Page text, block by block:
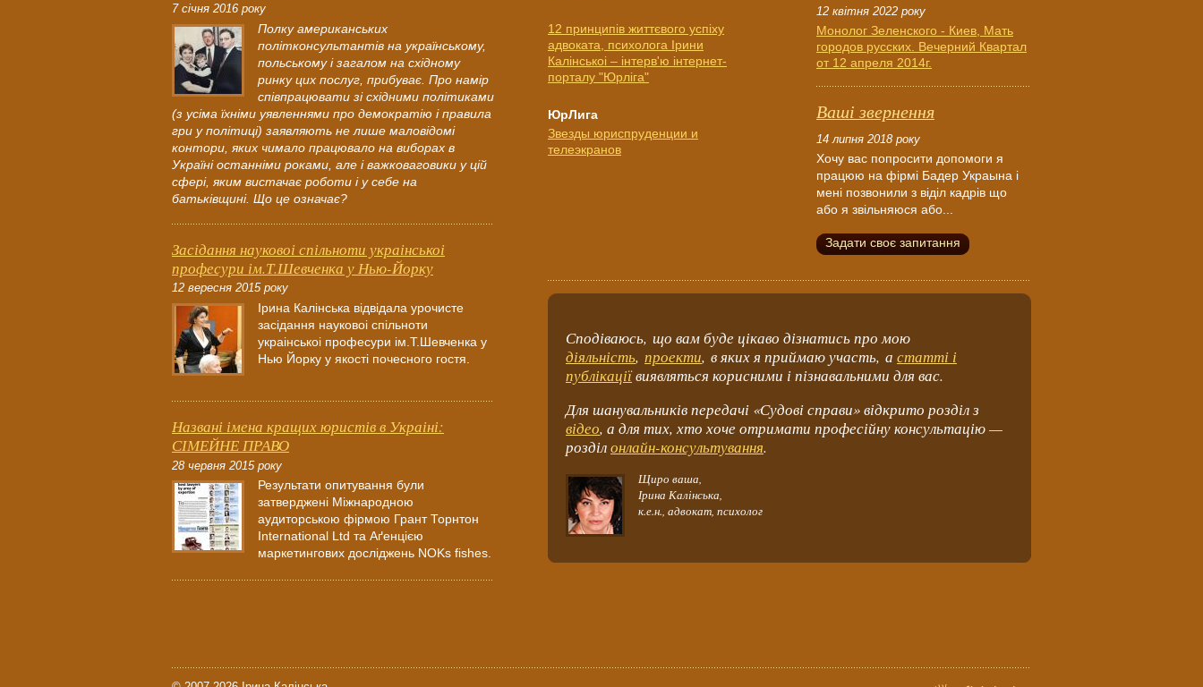
7 січня 2016 року
Полку американських
політконсультантів на українському,
польському і загалом на східному
ринку цих послуг, прибуває. Про намір
співпрацювати зі східними політиками
(з усіма їхніми уявленнями про демократію і правила
гри у політиці) заявляють не лише маловідомі
контори, яких чимало працювало на виборах в
Україні останніми роками, але і важковаговики у цій
сфері, яким вистачає роботи і у себе на
батьківщині. Що це означає?
Засідання науковоі спільноти украінськоі
професури ім.Т.Шевченка у Нью-Йорку
12 вересня 2015 року
Ірина Калінська відвідала урочисте
засідання науковоі спільноти
украінськоі професури ім.Т.Шевченка у
Нью Йорку у якості почесного гостя.
Названі імена кращих юристів в Украіні:
СІМЕЙНЕ ПРАВО
28 червня 2015 року
Результати опитування були
затверджені Міжнародною
аудиторською фірмою Грант Торнтон
International Ltd та Аґенцією
маркетингових досліджень NOKs fishes.
12 принципів життєвого успіху
адвоката, психолога Ірини
Калінськоі – інтерв'ю інтернет-
порталу "Юрліга"
ЮрЛига
Звезды юриспруденции и
телеэкранов
12 квітня 2022 року
Монолог Зеленского - Киев, Мать
городов русских. Вечерний Квартал
от 12 апреля 2014г.
Ваші звернення
14 липня 2018 року
Хочу вас попросити допомоги я
працюю на фірмі Бадер Украына і
мені позвонили з віділ кадрів що
або я звільняюся або...
Задати своє запитання
Сподіваюсь, що вам буде цікаво дізнатись про мою
діяльність, проекти, в яких я приймаю участь, а статті і
публікаціївиявляться корисними і пізнавальними для вас.
Для шанувальників передачі «Судові справи» відкрито розділ з
відео, а для тих, хто хоче отримати професійну консультацію —
розділонлайн-консультування.
Щиро ваша,
Ірина Калінська,
к.е.н., адвокат, психолог